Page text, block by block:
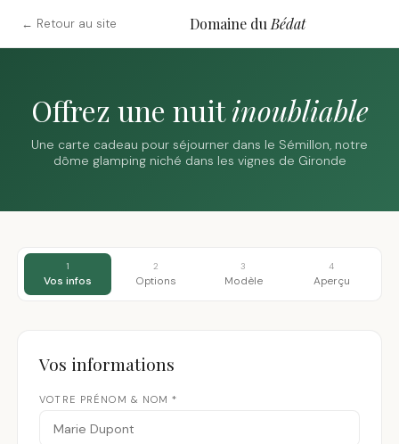
← Retour au site Domaine du Bédat
Offrez une nuitinoubliable
Une carte cadeau pour séjourner dans le Sémillon, notre
dôme glamping niché dans les vignes de Gironde
1
Vos infos
2
Options
3
Modèle
4
Aperçu
Vos informations
VOTRE PRÉNOM & NOM *